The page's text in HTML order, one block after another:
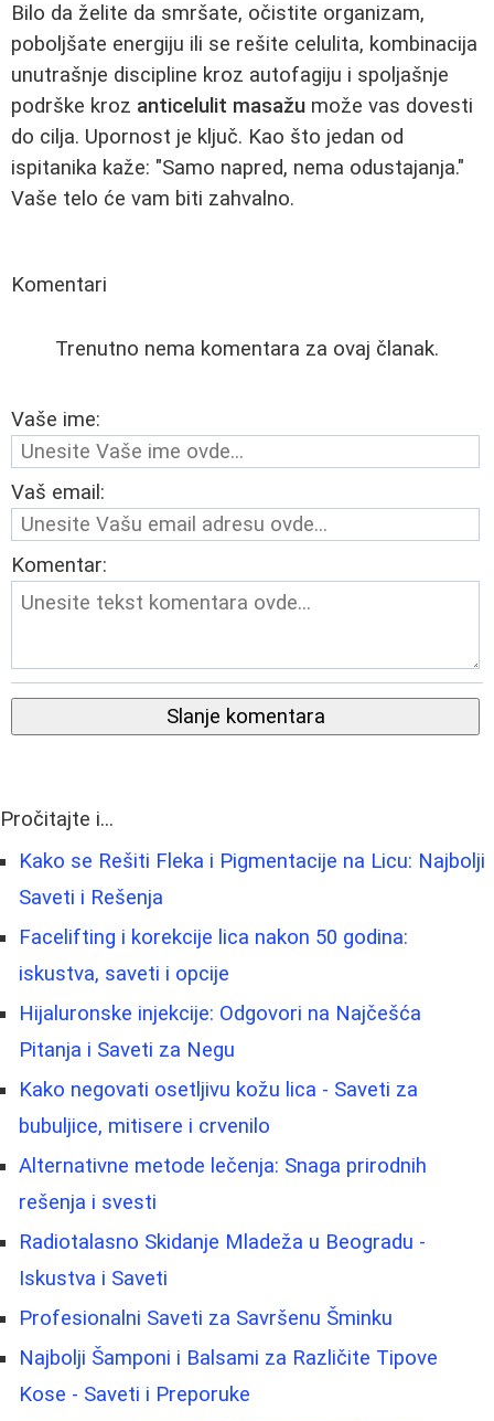
Bilo da želite da smršate, očistite organizam,
poboljšate energiju ili se rešite celulita, kombinacija
unutrašnje discipline kroz autofagiju i spoljašnje
podrške kroz anticelulit masažu može vas dovesti
do cilja. Upornost je ključ. Kao što jedan od
ispitanika kaže: "Samo napred, nema odustajanja."
Vaše telo će vam biti zahvalno.
Komentari
Trenutno nema komentara za ovaj članak.
Vaše ime:
Vaš email:
Komentar:
Slanje komentara
Pročitajte i...
Kako se Rešiti Fleka i Pigmentacije na Licu: Najbolji
Saveti i Rešenja
Facelifting i korekcije lica nakon 50 godina:
iskustva, saveti i opcije
Hijaluronske injekcije: Odgovori na Najčešća
Pitanja i Saveti za Negu
Kako negovati osetljivu kožu lica - Saveti za
bubuljice, mitisere i crvenilo
Alternativne metode lečenja: Snaga prirodnih
rešenja i svesti
Radiotalasno Skidanje Mladeža u Beogradu -
Iskustva i Saveti
Profesionalni Saveti za Savršenu Šminku
Najbolji Šamponi i Balsami za Različite Tipove
Kose - Saveti i Preporuke